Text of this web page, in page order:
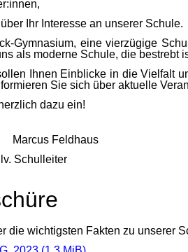
Ihr Interesse an unserer Schule.
Gymnasium, eine vierzügige
als moderne Schule, die bestrebt
Ihnen Einblicke in die Vielfalt
Sie sich über aktuelle
dazu ein!
Marcus Feldhaus
Schulleiter
die wichtigsten Fakten zu unserer